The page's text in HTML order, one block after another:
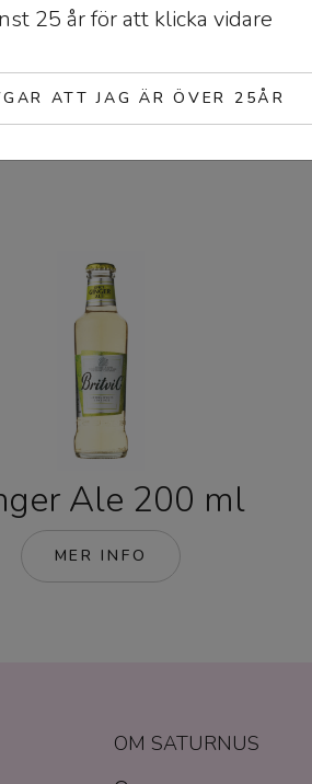
Ale 200 ml
MER INFO
OM SATURNUS
25 år för att klicka vidare
ATT JAG ÄR ÖVER 25ÅR